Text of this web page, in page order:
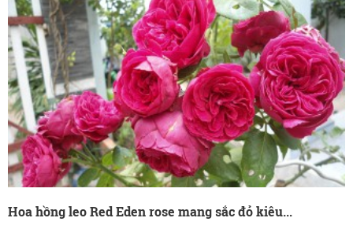
Hoa hồng leo Red Eden rose mang sắc đỏ kiêu...